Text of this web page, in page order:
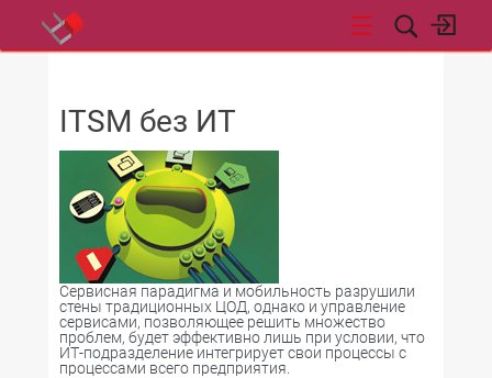
ITSM без ИТ
Сервисная парадигма и мобильность разрушили
стены традиционных ЦОД, однако и управление
сервисами, позволяющее решить множество
проблем, будет эффективно лишь при условии, что
ИТ-подразделение интегрирует свои процессы с
процессами всего предприятия.